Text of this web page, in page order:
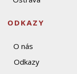
ODKAZY
O nás
Odkazy